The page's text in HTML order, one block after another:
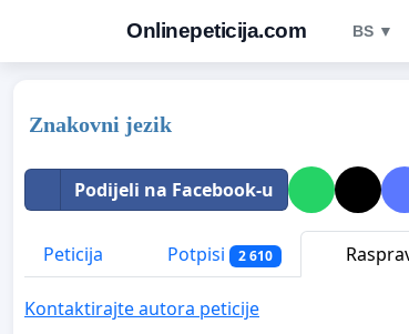
Onlinepeticija.com BS ▼
Znakovni jezik
Podijeli na Facebook-u
Peticija Potpisi 2 610
Kontaktirajte autora peticije